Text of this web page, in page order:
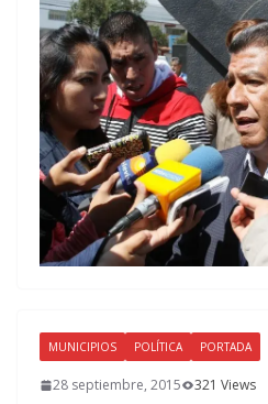
MUNICIPIOS POLÍTICA PORTADA
28 septiembre, 2015 321 Views